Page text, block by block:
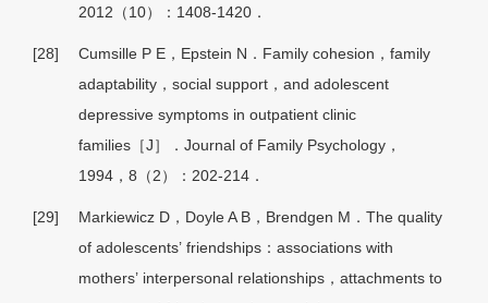
2012（10）：1408-1420．
[28]
Cumsille P E，Epstein N．Family cohesion，family
adaptability，social support，and adolescent
depressive symptoms in outpatient clinic
families［J］．Journal of Family Psychology，
1994，8（2）：202-214．
[29]
Markiewicz D，Doyle A B，Brendgen M．The quality
of adolescents’ friendships：associations with
mothers’ interpersonal relationships，attachments to